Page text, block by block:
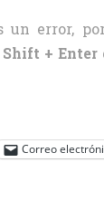
un error,
Shift + Enter
Correo